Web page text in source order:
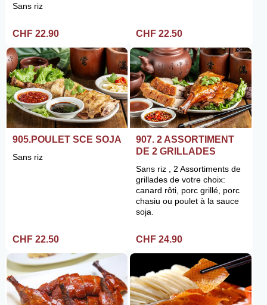
Sans riz
CHF 22.90 CHF 22.50
905.POULET SCE SOJA
Sans riz
CHF 22.50
907. 2 ASSORTIMENT
DE 2 GRILLADES
Sans riz , 2 Assortiments de
grillades de votre choix:
canard rôti, porc grillé, porc
chasiu ou poulet à la sauce
soja.
CHF 24.90